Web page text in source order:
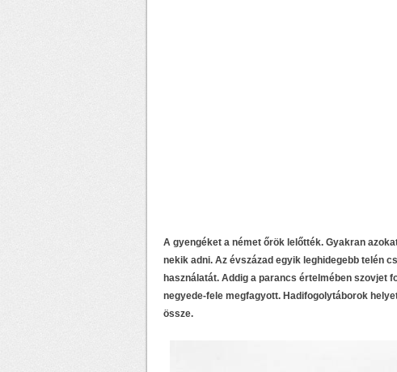
A gyengéket a német őrök lelőtték. Gyakran
nekik adni. Az évszázad egyik leghidegebb telén
használatát. Addig a parancs értelmében
negyede-fele megfagyott. Hadifogolytáborok
össze.